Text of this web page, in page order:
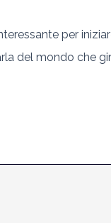
per
del mondo che